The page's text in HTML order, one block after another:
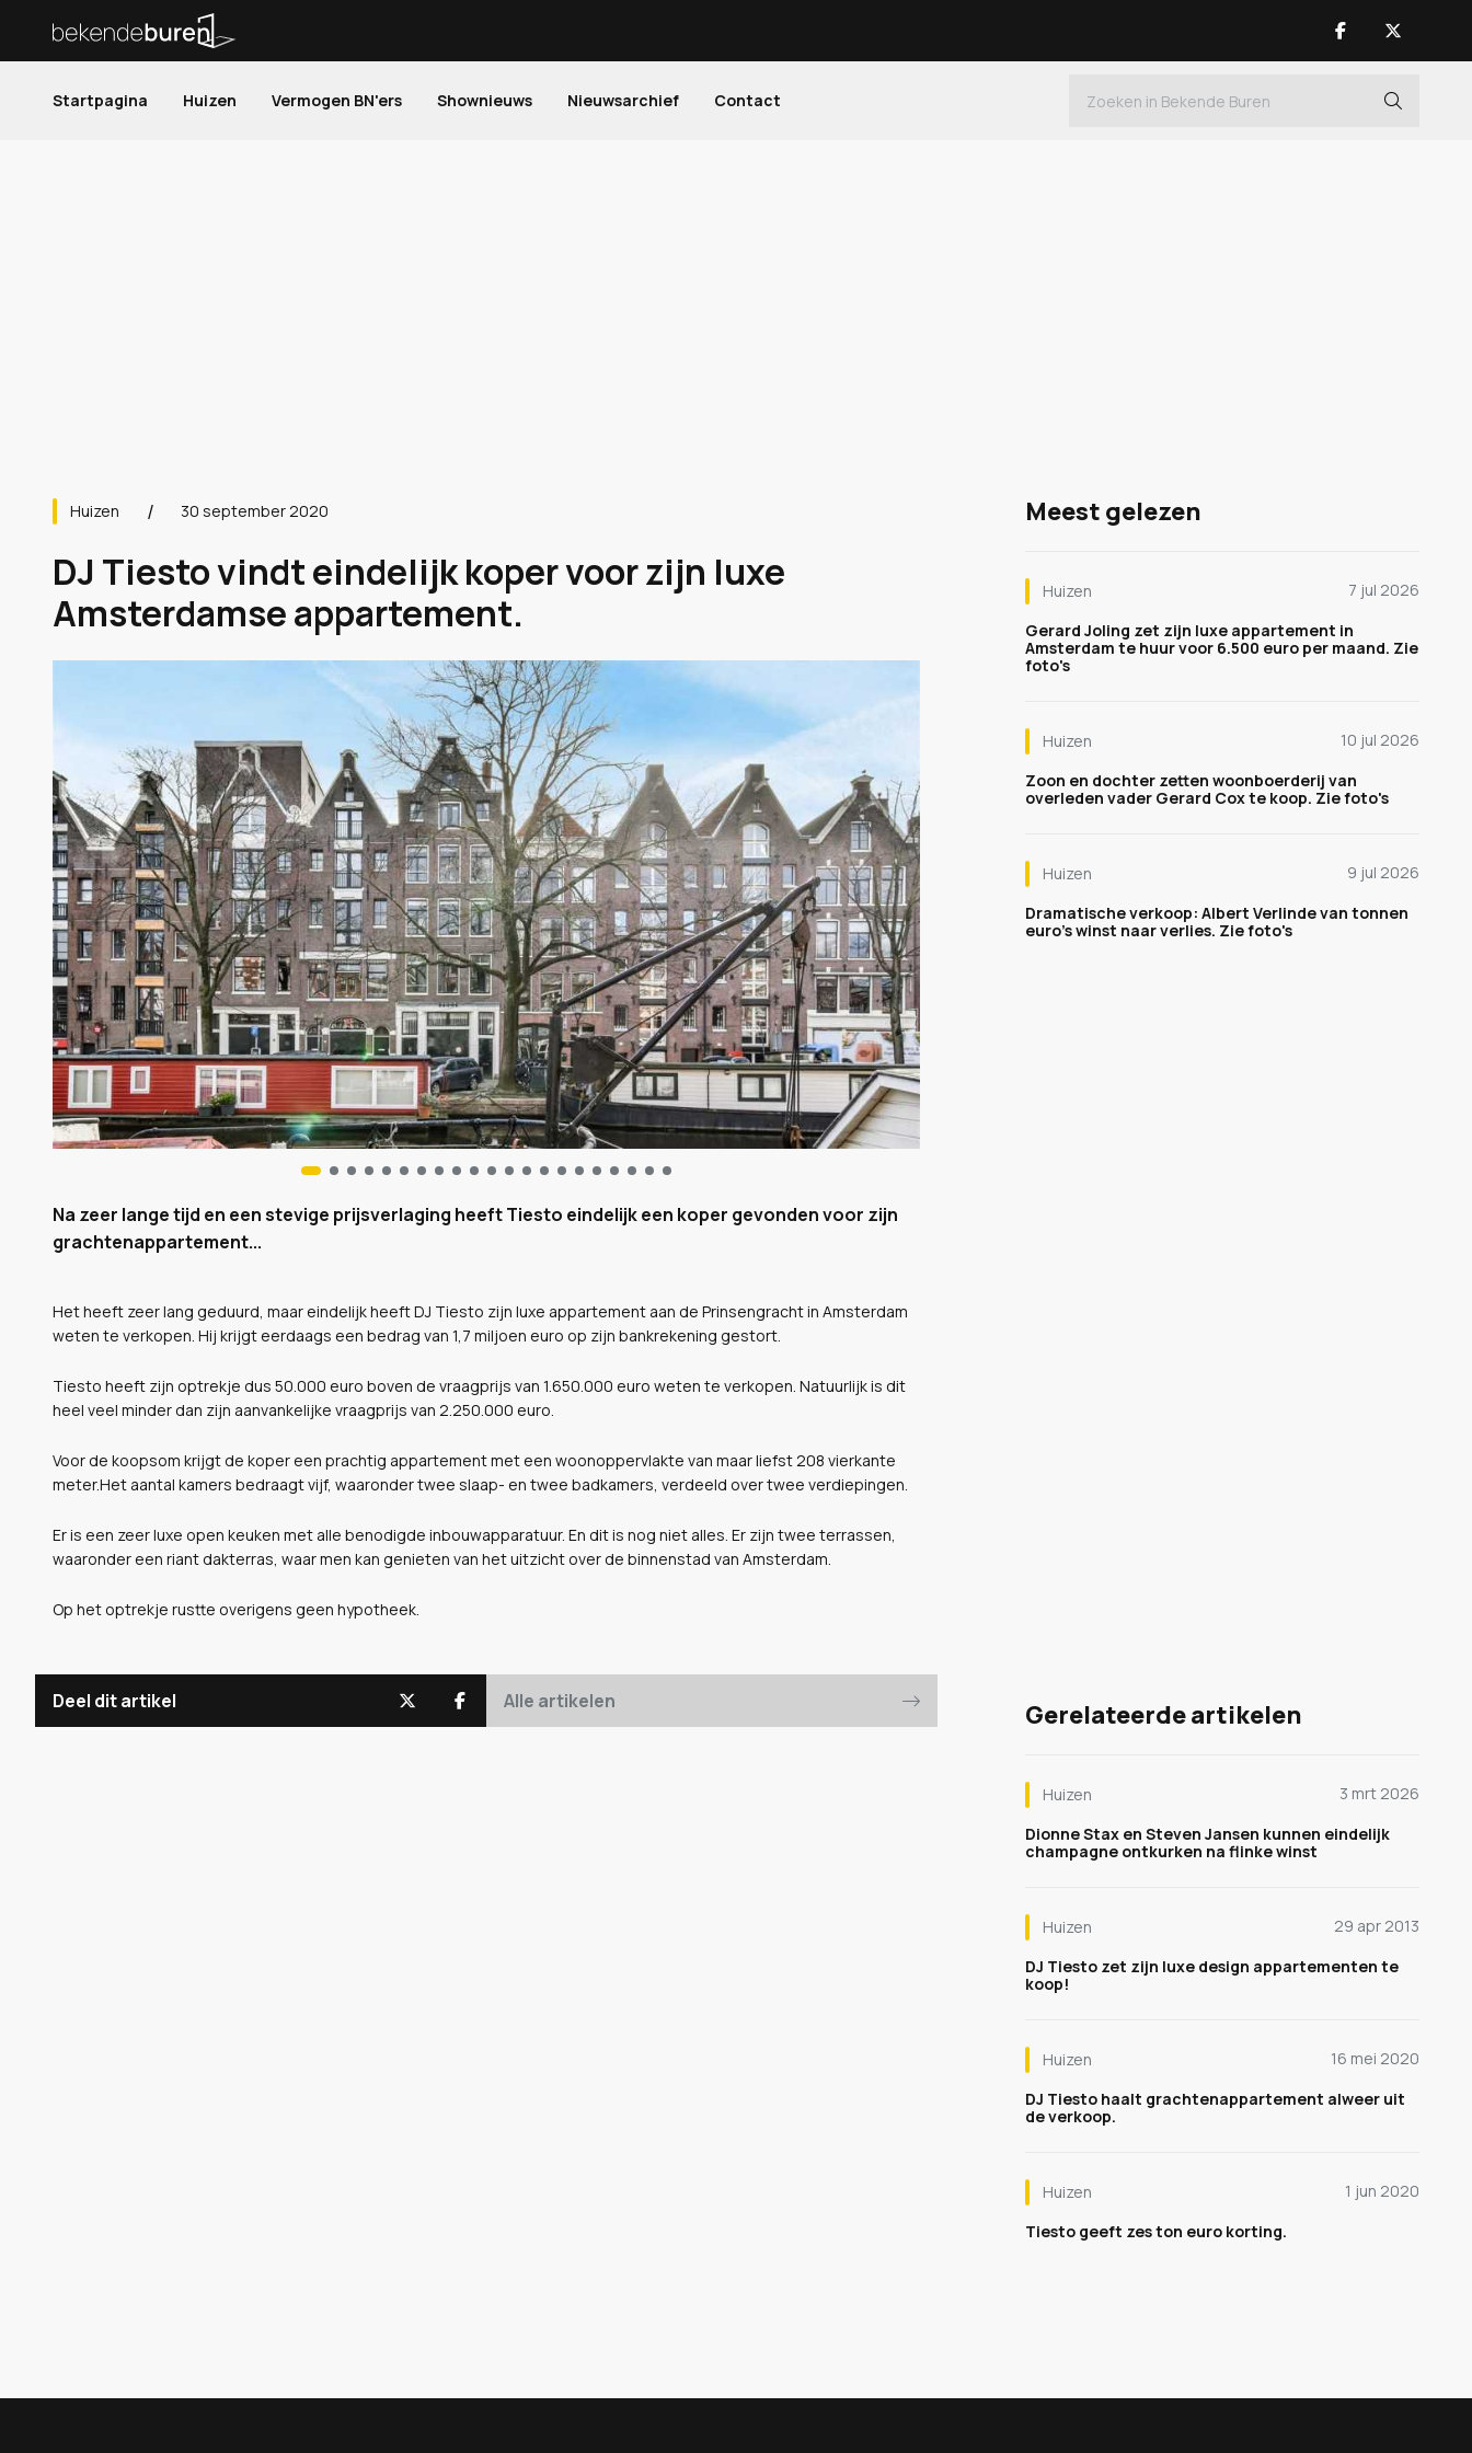
Startpagina Huizen Vermogen BN'ers Shownieuws Nieuwsarchief Contact
Huizen 30 september 2020
DJ Tiesto vindt eindelijk koper voor zijn luxe
Amsterdamse appartement.
Na zeer lange tijd en een stevige prijsverlaging heeft Tiesto eindelijk een koper gevonden voor zijn
grachtenappartement...
Het heeft zeer lang geduurd, maar eindelijk heeft DJ Tiesto zijn luxe appartement aan de Prinsengracht in Amsterdam
weten te verkopen. Hij krijgt eerdaags een bedrag van 1,7 miljoen euro op zijn bankrekening gestort.
Tiesto heeft zijn optrekje dus 50.000 euro boven de vraagprijs van 1.650.000 euro weten te verkopen. Natuurlijk is dit
heel veel minder dan zijn aanvankelijke vraagprijs van 2.250.000 euro.
Voor de koopsom krijgt de koper een prachtig appartement met een woonoppervlakte van maar liefst 208 vierkante
meter.Het aantal kamers bedraagt vijf, waaronder twee slaap- en twee badkamers, verdeeld over twee verdiepingen.
Er is een zeer luxe open keuken met alle benodigde inbouwapparatuur. En dit is nog niet alles. Er zijn twee terrassen,
waaronder een riant dakterras, waar men kan genieten van het uitzicht over de binnenstad van Amsterdam.
Op het optrekje rustte overigens geen hypotheek.
Deel dit artikel Alle artikelen
Meest gelezen
Huizen
7 jul 2026
Gerard Joling zet zijn luxe appartement in
Amsterdam te huur voor 6.500 euro per maand. Zie
foto's
Huizen
10 jul 2026
Zoon en dochter zetten woonboerderij van
overleden vader Gerard Cox te koop. Zie foto's
Huizen
9 jul 2026
Dramatische verkoop: Albert Verlinde van tonnen
euro's winst naar verlies. Zie foto's
Gerelateerde artikelen
Huizen
3 mrt 2026
Dionne Stax en Steven Jansen kunnen eindelijk
champagne ontkurken na flinke winst
Huizen
29 apr 2013
DJ Tiesto zet zijn luxe design appartementen te
koop!
Huizen
16 mei 2020
DJ Tiesto haalt grachtenappartement alweer uit
de verkoop.
Huizen
1 jun 2020
Tiesto geeft zes ton euro korting.